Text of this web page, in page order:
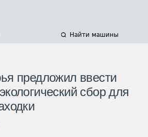
Найти машины
предложил ввести
сбор для